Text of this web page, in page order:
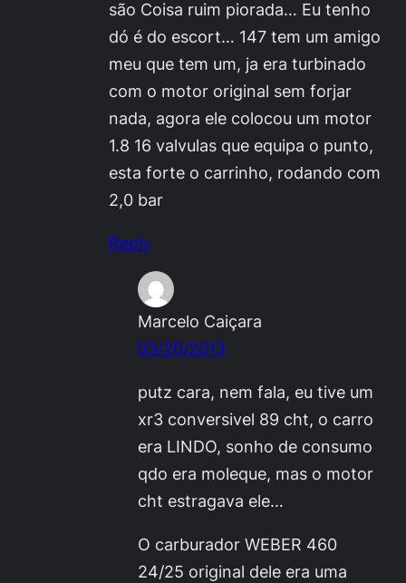
são Coisa ruim piorada… Eu tenho
dó é do escort… 147 tem um amigo
meu que tem um, ja era turbinado
com o motor original sem forjar
nada, agora ele colocou um motor
1.8 16 valvulas que equipa o punto,
esta forte o carrinho, rodando com
2,0 bar
Reply
Marcelo Caiçara
03/20/2013
putz cara, nem fala, eu tive um
xr3 conversivel 89 cht, o carro
era LINDO, sonho de consumo
qdo era moleque, mas o motor
cht estragava ele…
O carburador WEBER 460
24/25 original dele era uma